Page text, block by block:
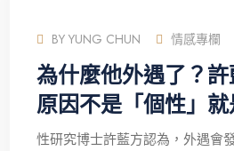
BYYUNG CHUN 情感專欄
為什麼他外遇了？
原因不是「個性」就
性研究博士許藍方認為，外遇會